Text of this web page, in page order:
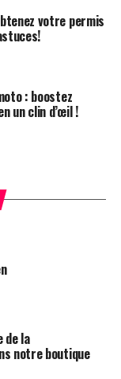
votre permis
: boostez
un clin d’œil !
ventes
de la
notre boutique